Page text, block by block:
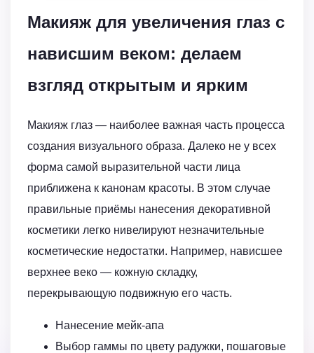
Макияж для увеличения глаз с
нависшим веком: делаем
взгляд открытым и ярким
Макияж глаз — наиболее важная часть процесса
создания визуального образа. Далеко не у всех
форма самой выразительной части лица
приближена к канонам красоты. В этом случае
правильные приёмы нанесения декоративной
косметики легко нивелируют незначительные
косметические недостатки. Например, нависшее
верхнее веко — кожную складку,
перекрывающую подвижную его часть.
Нанесение мейк-апа
Выбор гаммы по цвету радужки, пошаговые